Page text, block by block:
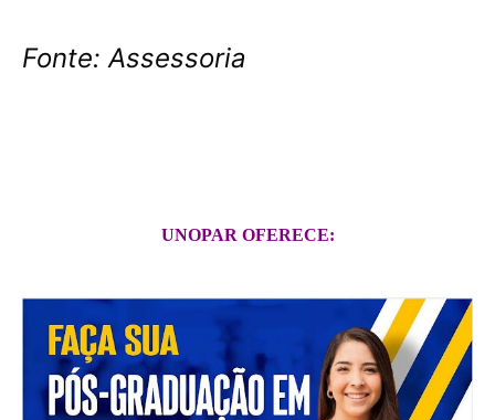
Fonte: Assessoria
UNOPAR OFERECE: